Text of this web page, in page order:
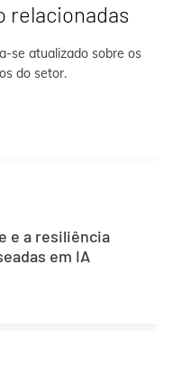
relacionadas
se atualizado sobre os
do setor.
e a resiliência
em IA